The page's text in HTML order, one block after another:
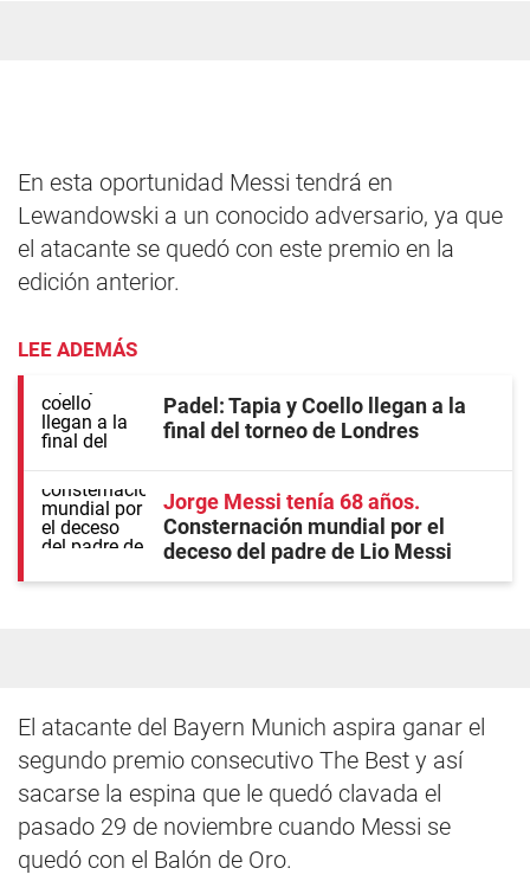
En esta oportunidad Messi tendrá en
Lewandowski a un conocido adversario, ya que
el atacante se quedó con este premio en la
edición anterior.
LEE ADEMÁS
Padel: Tapia y Coello llegan a la
final del torneo de Londres
Jorge Messi tenía 68 años
Consternación mundial por el
deceso del padre de Lio Messi
El atacante del Bayern Munich aspira ganar el
segundo premio consecutivo The Best y así
sacarse la espina que le quedó clavada el
pasado 29 de noviembre cuando Messi se
quedó con el Balón de Oro.